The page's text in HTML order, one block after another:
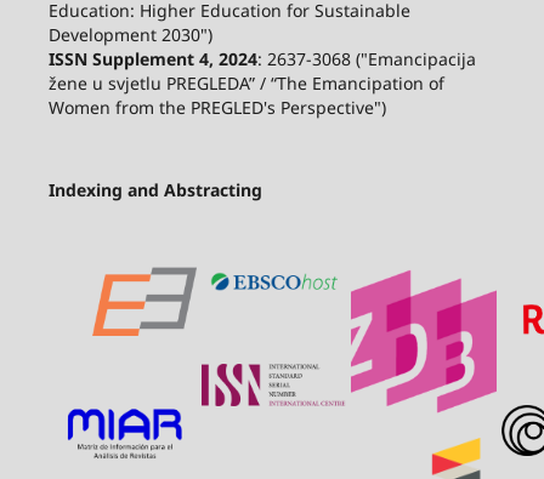
Education: Higher Education for Sustainable
Development 2030")
ISSN Supplement 4, 2024: 2637-3068 ("Emancipacija
žene u svjetlu PREGLEDA” / “The Emancipation of
Women from the PREGLED's Perspective")
Indexing and Abstracting